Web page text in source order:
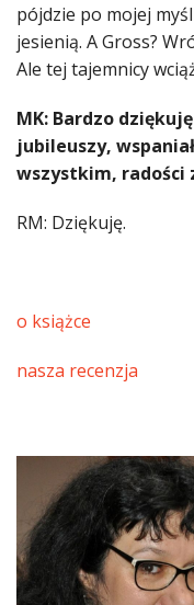
pójdzie po mojej
jesienią. A Gross?
Ale tej tajemnicy
MK: Bardzo
jubileuszy,
wszystkim, radości
RM: Dziękuję.
o książce
nasza recenzja